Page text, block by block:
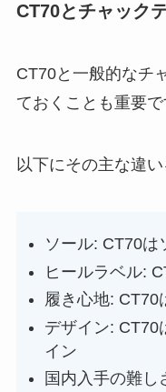
CT70とチャック
CT70と一般的なチ
ておくことも重要で
以下にその主な違い
ソール: CT70は
ヒールラベル:
履き心地: CT70
デザイン: CT70
イン
国内入手の難